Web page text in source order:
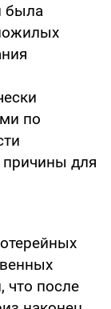
была
по
для
что после